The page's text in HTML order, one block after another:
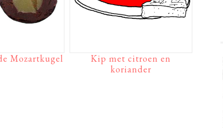
Mozartkugel
Kip met citroen en
koriander